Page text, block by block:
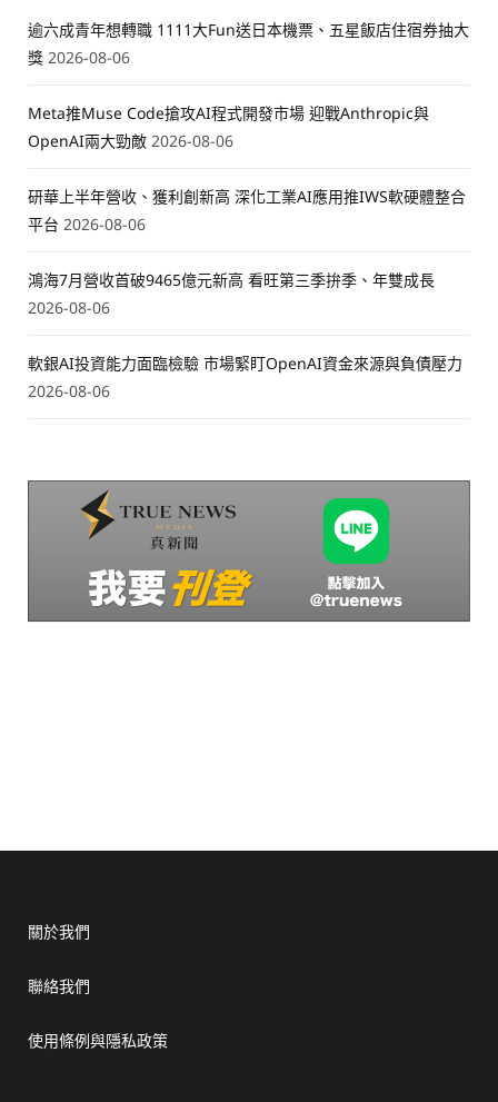
逾六成青年想轉職 1111大Fun送日本機票、五星飯店住宿券抽大
獎 2026-08-06
Meta推Muse Code搶攻AI程式開發市場 迎戰Anthropic與
OpenAI兩大勁敵 2026-08-06
研華上半年營收、獲利創新高 深化工業AI應用推IWS軟硬體整合
平台 2026-08-06
鴻海7月營收首破9465億元新高 看旺第三季拚季、年雙成長
2026-08-06
軟銀AI投資能力面臨檢驗 市場緊盯OpenAI資金來源與負債壓力
2026-08-06
關於我們
聯絡我們
使用條例與隱私政策